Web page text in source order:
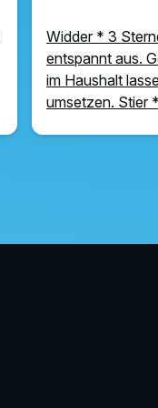
Widder * 3
entspannt aus.
im Haushalt
umsetzen. Stier